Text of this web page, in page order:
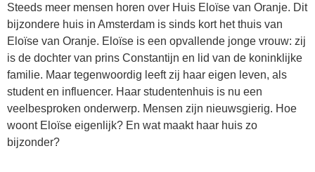
Steeds meer mensen horen over Huis Eloïse van Oranje. Dit
bijzondere huis in Amsterdam is sinds kort het thuis van
Eloïse van Oranje. Eloïse is een opvallende jonge vrouw: zij
is de dochter van prins Constantijn en lid van de koninklijke
familie. Maar tegenwoordig leeft zij haar eigen leven, als
student en influencer. Haar studentenhuis is nu een
veelbesproken onderwerp. Mensen zijn nieuwsgierig. Hoe
woont Eloïse eigenlijk? En wat maakt haar huis zo
bijzonder?